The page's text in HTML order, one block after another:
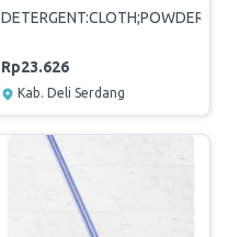
Rp23.626
Kab. Deli Serdang